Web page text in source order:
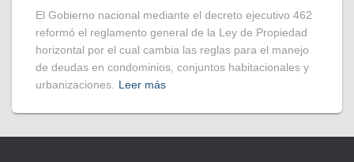
El Gobierno nacional mediante el decreto ejecutivo 462
reformó el reglamento general de la Ley de Propiedad
horizontal por el cual cambia las reglas para el manejo
de deudas en condominios, conjuntos habitacionales y
urbanizaciones. Leer más